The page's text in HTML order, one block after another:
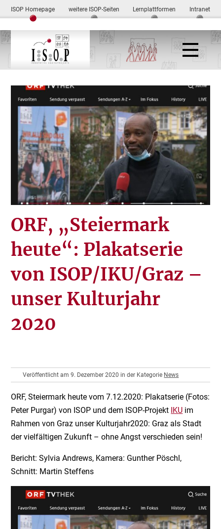
ISOP Homepage weitere ISOP-Seiten Lernplattformen Intranet
ORF, „Steiermark
heute“: Plakatserie
von ISOP/IKU/Graz –
unser Kulturjahr
2020
Veröffentlicht am 9. Dezember 2020 in der Kategorie News
ORF, Steiermark heute vom 7.12.2020: Plakatserie (Fotos:
Peter Purgar) von ISOP und dem ISOP-Projekt IKU im
Rahmen von Graz unser Kulturjahr2020: Graz als Stadt
der vielfältigen Zukunft – ohne Angst verschieden sein!
Bericht: Sylvia Andrews, Kamera: Gunther Pöschl,
Schnitt: Martin Steffens